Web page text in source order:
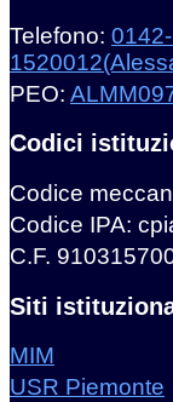
Telefono:
PEO:
Codici
Codice
Codice IPA:
C.F.
Siti
MIM
USR Piemonte